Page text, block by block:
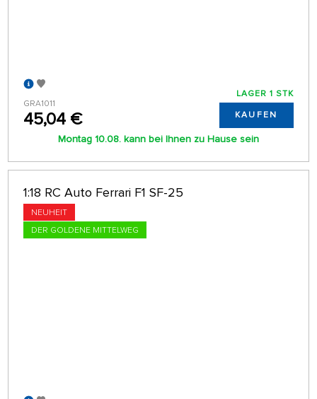
GRA1011
45,04 €
LAGER 1 STK
KAUFEN
Montag 10.08. kann bei Ihnen zu Hause sein
1:18 RC Auto Ferrari F1 SF-25
NEUHEIT
DER GOLDENE MITTELWEG